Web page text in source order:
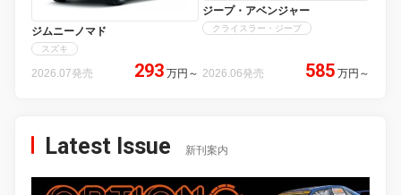
ジムニーノマド
スズキ
2026.07発売 293 万円 ～
ジープ・アベンジャー
クライスラー・ジープ
2026.06発売 585 万円 ～
Latest Issue 新刊案内